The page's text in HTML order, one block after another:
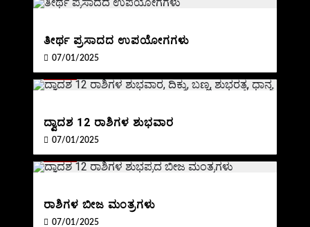
ತೀರ್ಥ ಪ್ರಸಾದದ ಉಪಯೋಗಗಳು
07/01/2025
BLOG
ದ್ವಾದಶ 12 ರಾಶಿಗಳ ಶುಭವಾರ
07/01/2025
BLOG
ರಾಶಿಗಳ ಬೀಜ ಮಂತ್ರಗಳು
07/01/2025